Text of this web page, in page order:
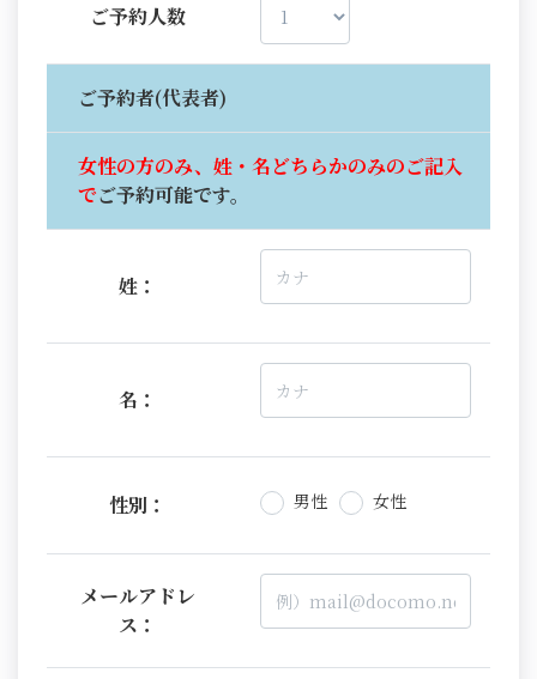
ご予約人数
ご予約者(代表者)
女性の方のみ、姓・名どちらかのみのご記入
でご予約可能です。
姓：
名：
性別： 男性 女性
メールアドレ
ス：